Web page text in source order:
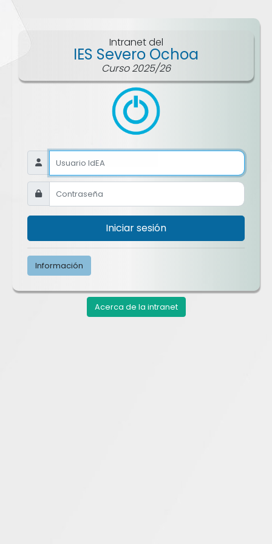
Intranet del
IES Severo Ochoa
Curso 2025/26
Iniciar sesión
Información
Acerca de la intranet